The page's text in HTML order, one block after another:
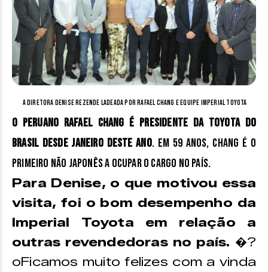
A diretora Denise Rezende ladeada por Rafael Chang e equipe Imperial Toyota
O peruano Rafael Chang é presidente da Toyota do
Brasil desde janeiro deste ano. Em 59 anos, Chang é o
primeiro não japonês a ocupar o cargo no país.
Para Denise, o que motivou essa
visita, foi o bom desempenho da
Imperial Toyota em relação a
outras revendedoras no país. �?
oFicamos muito felizes com a vinda